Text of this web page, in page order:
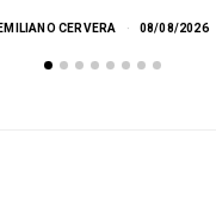
EMILIANO CERVERA 08/08/2026